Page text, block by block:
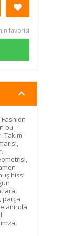
favorisi
Fashion
bu
Takım
hissi
parça
anında